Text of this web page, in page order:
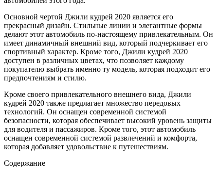
Основной чертой Джили кудрей 2020 является его
прекрасный дизайн. Стильные линии и элегантные формы
делают этот автомобиль по-настоящему привлекательным. Он
имеет динамичный внешний вид, который подчеркивает его
спортивный характер. Кроме того, Джили кудрей 2020
доступен в различных цветах, что позволяет каждому
покупателю выбрать именно ту модель, которая подходит его
предпочтениям и стилю.
Кроме своего привлекательного внешнего вида, Джили
кудрей 2020 также предлагает множество передовых
технологий. Он оснащен современной системой
безопасности, которая обеспечивает высокий уровень защиты
для водителя и пассажиров. Кроме того, этот автомобиль
оснащен современной системой развлечений и комфорта,
которая добавляет удовольствие к путешествиям.
Содержание